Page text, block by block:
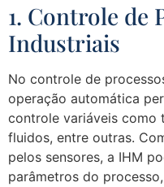
1. Controle de
Industriais
No controle de
operação automática
controle variáveis como
fluidos, entre outras.
pelos sensores, a IHM
parâmetros do